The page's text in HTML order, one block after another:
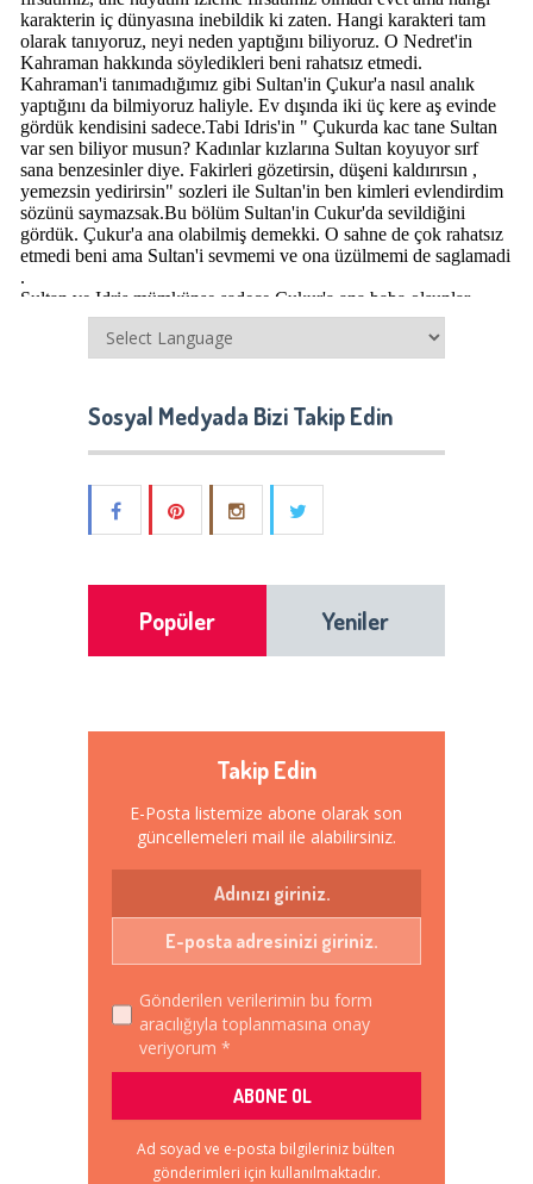
Sosyal Medyada Bizi Takip Edin
Popüler Yeniler
Takip Edin
E-Posta listemize abone olarak son
güncellemeleri mail ile alabilirsiniz.
Gönderilen verilerimin bu form
aracılığıyla toplanmasına onay
veriyorum *
Ad soyad ve e-posta bilgileriniz bülten
gönderimleri için kullanılmaktadır.